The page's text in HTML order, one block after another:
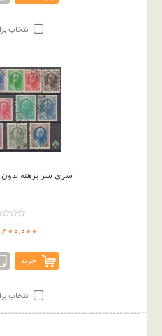
انتخاب
سری سر برهنه
1,400,000
خرید
انتخاب